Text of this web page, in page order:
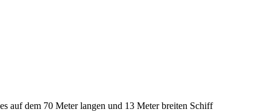
auf dem 70 Meter langen und 13 Meter breiten Schiff